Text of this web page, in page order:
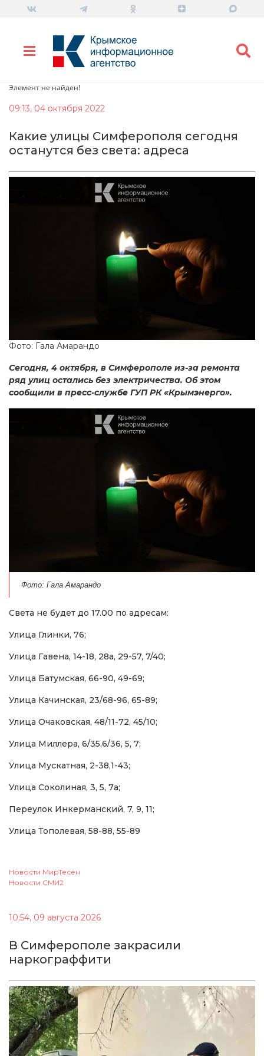
Элемент не найден!
09:13, 04 октября 2022
Какие улицы Симферополя сегодня
останутся без света: адреса
Фото: Гала Амарандо
Сегодня, 4 октября, в Симферополе из-за ремонта
ряд улиц остались без электричества. Об этом
сообщили в пресс-службе ГУП РК «Крымэнерго».
Фото: Гала Амарандо
Света не будет до 17.00 по адресам:
Улица Глинки, 76;
Улица Гавена, 14-18, 28а, 29-57, 7/40;
Улица Батумская, 66-90, 49-69;
Улица Качинская, 23/68-96, 65-89;
Улица Очаковская, 48/11-72, 45/10;
Улица Миллера, 6/35,6/36, 5, 7;
Улица Мускатная, 2-38,1-43;
Улица Соколиная, 3, 5, 7а;
Переулок Инкерманский, 7, 9, 11;
Улица Тополевая, 58-88, 55-89
Новости МирТесен
Новости СМИ2
10:54, 09 августа 2026
В Симферополе закрасили
наркограффити